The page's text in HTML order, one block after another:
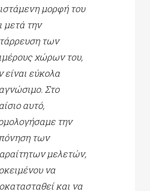
μορφή του
μετά την
των
χώρων του,
είναι εύκολα
Στο
αυτό,
την
των
μελετών,
να
και να